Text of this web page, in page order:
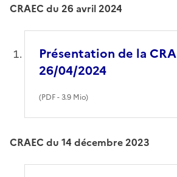
CRAEC du 26 avril 2024
Présentation de la
26/04/2024
(PDF- 3.9 Mio)
CRAEC du 14 décembre 2023